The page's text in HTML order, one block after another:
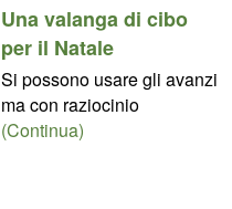
Una valanga di cibo
per il Natale
Si possono usare gli avanzi
ma con raziocinio
(Continua)